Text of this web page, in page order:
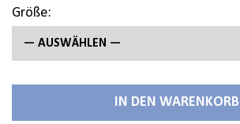
STOSSVERBINDER
FLACHSTECKHÜLSE
RINGZUNGE
Größe:
— AUSWÄHLEN —
IN DEN WARENKORB